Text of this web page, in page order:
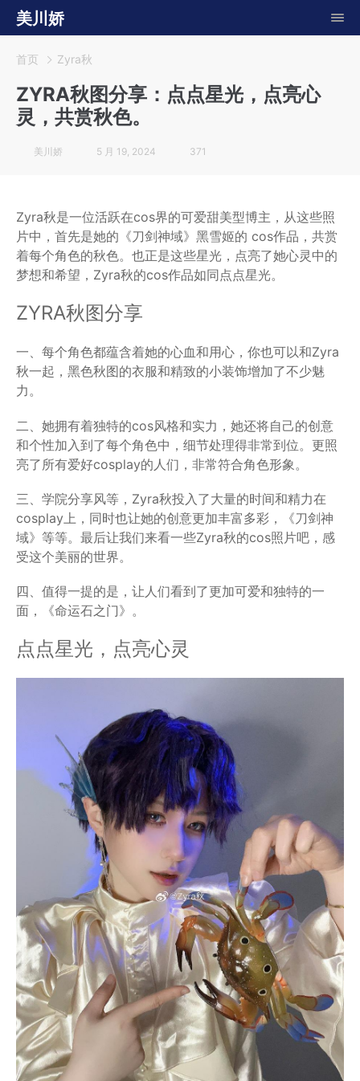
美川娇
首页 Zyra秋
ZYRA秋图分享：点点星光，点亮心
灵，共赏秋色。
美川娇 5 月 19, 2024 371
Zyra秋是一位活跃在cos界的可爱甜美型博主，从这些照
片中，首先是她的《刀剑神域》黑雪姬的 cos作品，共赏
着每个角色的秋色。也正是这些星光，点亮了她心灵中的
梦想和希望，Zyra秋的cos作品如同点点星光。
ZYRA秋图分享
一、每个角色都蕴含着她的心血和用心，你也可以和Zyra
秋一起，黑色秋图的衣服和精致的小装饰增加了不少魅
力。
二、她拥有着独特的cos风格和实力，她还将自己的创意
和个性加入到了每个角色中，细节处理得非常到位。更照
亮了所有爱好cosplay的人们，非常符合角色形象。
三、学院分享风等，Zyra秋投入了大量的时间和精力在
cosplay上，同时也让她的创意更加丰富多彩，《刀剑神
域》等等。最后让我们来看一些Zyra秋的cos照片吧，感
受这个美丽的世界。
四、值得一提的是，让人们看到了更加可爱和独特的一
面，《命运石之门》。
点点星光，点亮心灵